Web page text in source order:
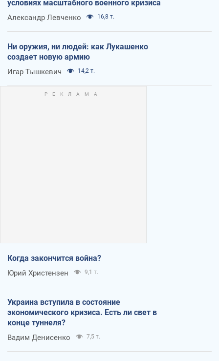
условиях масштабного военного кризиса
Александр Левченко 16,8 т.
Ни оружия, ни людей: как Лукашенко
создает новую армию
Игар Тышкевич 14,2 т.
Когда закончится война?
Юрий Христензен 9,1 т.
Украина вступила в состояние
экономического кризиса. Есть ли свет в
конце туннеля?
Вадим Денисенко 7,5 т.